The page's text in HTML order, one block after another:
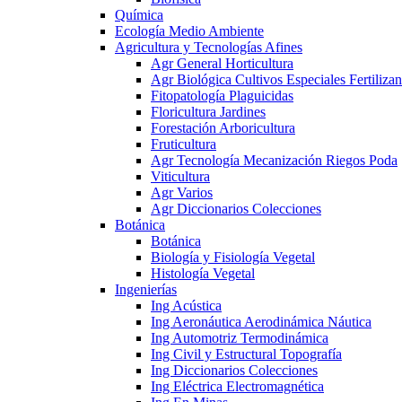
Química
Ecología Medio Ambiente
Agricultura y Tecnologías Afines
Agr General Horticultura
Agr Biológica Cultivos Especiales
Fitopatología Plaguicidas
Floricultura Jardines
Forestación Arboricultura
Fruticultura
Agr Tecnología Mecanización Riegos Poda
Viticultura
Agr Varios
Agr Diccionarios Colecciones
Botánica
Botánica
Biología y Fisiología Vegetal
Histología Vegetal
Ingenierías
Ing Acústica
Ing Aeronáutica Aerodinámica Náutica
Ing Automotriz Termodinámica
Ing Civil y Estructural Topografía
Ing Diccionarios Colecciones
Ing Eléctrica Electromagnética